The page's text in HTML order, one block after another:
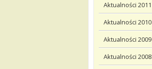
Aktualności 2011
Aktualności 2010
Aktualności 2009
Aktualności 2008